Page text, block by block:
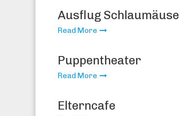
Ausflug Schlaumäuse
Read More
Puppentheater
Read More
Elterncafe